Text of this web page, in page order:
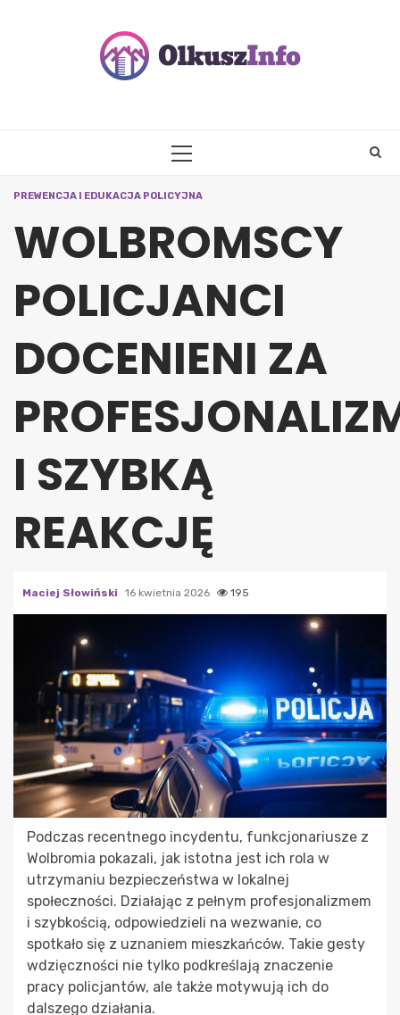
PRIMARY
PREWENCJA I EDUKACJA POLICYJNA
WOLBROMSCY
POLICJANCI
DOCENIENI ZA
I SZYBKĄ
REAKCJĘ
Maciej Słowiński 16 kwietnia 2026 195
Podczas recentnego incydentu, funkcjonariusze z
Wolbromia pokazali, jak istotna jest ich rola w
utrzymaniu bezpieczeństwa w lokalnej
społeczności. Działając z pełnym profesjonalizmem
i szybkością, odpowiedzieli na wezwanie, co
spotkało się z uznaniem mieszkańców. Takie gesty
wdzięczności nie tylko podkreślają znaczenie
pracy policjantów, ale także motywują ich do
dalszego działania.